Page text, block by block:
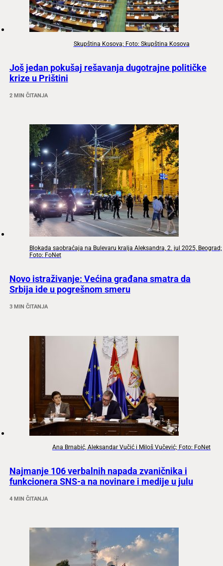
Skupština Kosova; Foto: Skupština Kosova
Još jedan pokušaj rešavanja dugotrajne političke
krize u Prištini
2 MIN ČITANJA
Blokada saobraćaja na Bulevaru kralja Aleksandra, 2. jul 2025, Beograd;
Foto: FoNet
Novo istraživanje: Većina građana smatra da
Srbija ide u pogrešnom smeru
3 MIN ČITANJA
Ana Brnabić, Aleksandar Vučić i Miloš Vučević; Foto: FoNet
Najmanje 106 verbalnih napada zvaničnika i
funkcionera SNS-a na novinare i medije u julu
4 MIN ČITANJA